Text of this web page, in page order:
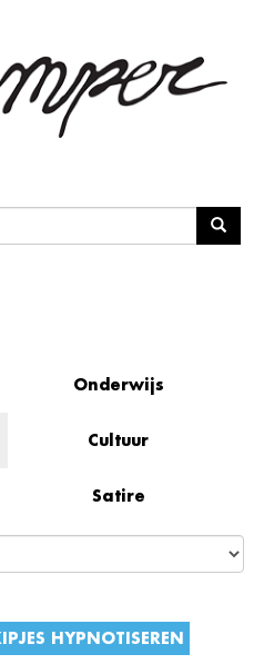
Onderwijs
Cultuur
Satire
HYPNOTISEREN